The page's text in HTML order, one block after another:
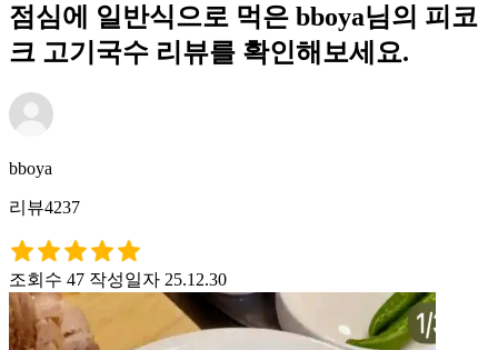
점심에 일반식으로 먹은 bboya님의 피코
크 고기국수 리뷰를 확인해보세요.
bboya
리뷰4237
조회수 47 작성일자 25.12.30